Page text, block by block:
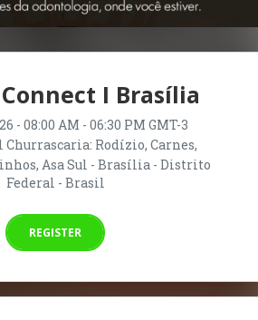
I Brasília
- 08:00 AM - 06:30 PM GMT-3
Rodízio, Carnes,
Asa Sul - Brasília - Distrito
Federal - Brasil
REGISTER